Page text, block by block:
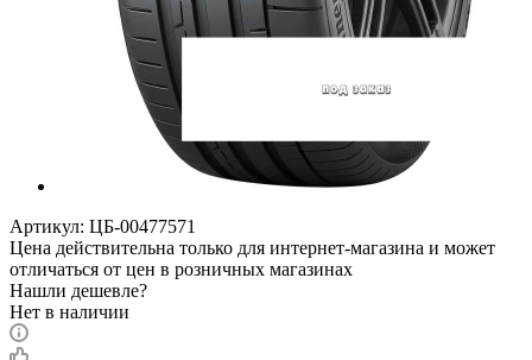
Артикул: ЦБ-00477571
Цена действительна только для интернет-магазина и может
отличаться от цен в розничных магазинах
Нашли дешевле?
Нет в наличии